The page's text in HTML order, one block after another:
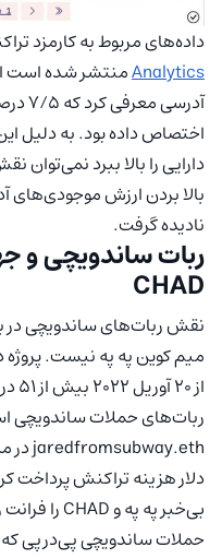
داده‌های مربوط به کارمزد
Analyticsمنتشر شده است
اختصاص داده بود. به دلیل
نادیده گرفت.
ربات ساندویچی و
CHAD
نقش ربات‌های ساندویچی در
ربات‌های حملات ساندویچی
دلار هزینه تراکنش پرداخت
بی‌خبر په په و CHAD را فرانت رانینگ کند.